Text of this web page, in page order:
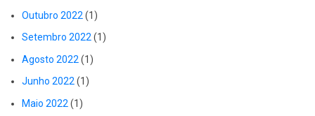
Outubro 2022 (1)
Setembro 2022(1)
Agosto 2022 (1)
Junho 2022(1)
Maio 2022 (1)